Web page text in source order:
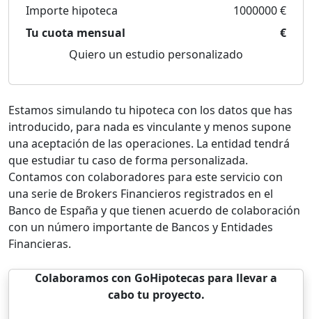
Importe hipoteca
1000000 €
Tu cuota mensual
€
Quiero un estudio personalizado
Estamos simulando tu hipoteca con los datos que has
introducido, para nada es vinculante y menos supone
una aceptación de las operaciones. La entidad tendrá
que estudiar tu caso de forma personalizada.
Contamos con colaboradores para este servicio con
una serie de Brokers Financieros registrados en el
Banco de España y que tienen acuerdo de colaboración
con un número importante de Bancos y Entidades
Financieras.
Colaboramos con GoHipotecas para llevar a
cabo tu proyecto.